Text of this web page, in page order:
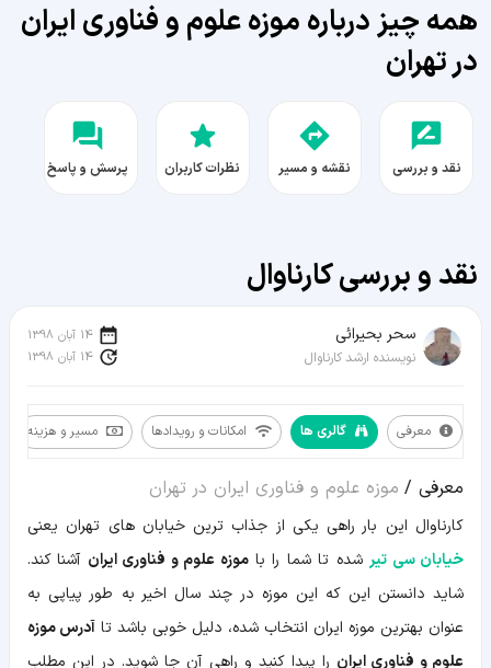
همه چیز درباره موزه علوم و فناوری ایران
در تهران
نقد و بررسی نقشه و مسیر نظرات کاربران پرسش و پاسخ
نقد و بررسی کارناوال
سحر بحیرائی
نویسنده ارشد کارناوال
14 آبان 1398
14 آبان 1398
معرفی گالری ها امکانات و رویدادها
مسیر و هزینه
گالری
امکانات
رویدادها
مسیر
هزینه
معرفی / موزه علوم و فناوری ایران در تهران
کارناوال این بار راهی یکی از جذاب ترین خیابان های تهران یعنی
خیابان سی تیرشده تا شما را باموزه علوم و فناوری ایران آشنا کند.
شاید دانستن این که این موزه در چند سال اخیر به طور پیاپی به
عنوان بهترین موزه ایران انتخاب شده، دلیل خوبی باشد تا آدرس موزه
علوم و فناوری ایران را پیدا کنید و راهی آن جا شوید. در این مطلب